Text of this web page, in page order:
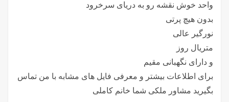
واحد خوش نقشه رو به دریای سرخرود
بدون هیچ پرتی
نورگیر عالی
متریال روز
و دارای نگهبانی مقیم
برای اطلاعات بیشتر و معرفی فایل های مشابه با من تماس
بگیرید مشاور ملکی شما خانم کاملی